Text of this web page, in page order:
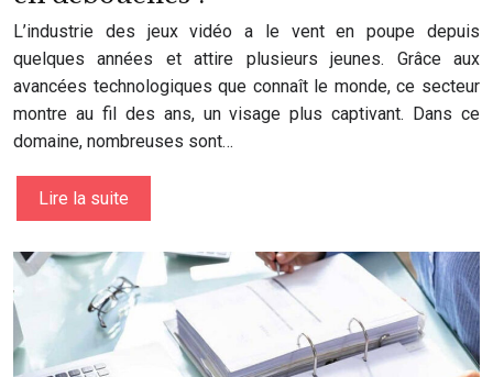
L’industrie des jeux vidéo a le vent en poupe depuis
quelques années et attire plusieurs jeunes. Grâce aux
avancées technologiques que connaît le monde, ce secteur
montre au fil des ans, un visage plus captivant. Dans ce
domaine, nombreuses sont…
Lire la suite